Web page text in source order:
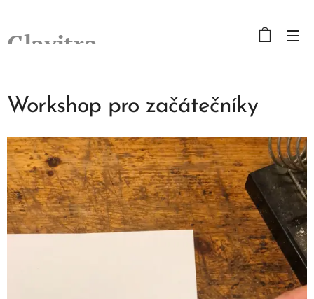
Glavitra
Workshop pro začátečníky